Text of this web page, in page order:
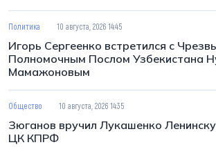
Политика 10 августа, 2026 14:45
Игорь Сергеенко встретился с
Полномочным Послом Узбекистана
Мамажоновым
Общество 10 августа, 2026 14:35
Зюганов вручил Лукашенко
ЦК КПРФ